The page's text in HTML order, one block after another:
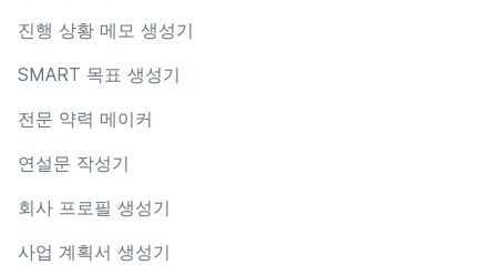
진행 상황 메모 생성기
SMART 목표 생성기
전문 약력 메이커
연설문 작성기
회사 프로필 생성기
사업 계획서 생성기